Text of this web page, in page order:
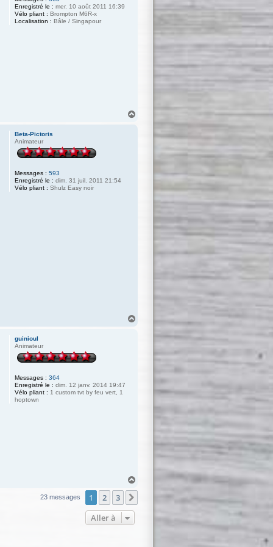
Enregistré le : mer. 10 août 2011 16:39
Vélo pliant : Brompton M6R-x
Localisation : Bâle / Singapour
Beta-Pictoris
Animateur
Messages : 593
Enregistré le : dim. 31 juil. 2011 21:54
Vélo pliant : Shulz Easy noir
guinioul
Animateur
Messages : 364
Enregistré le : dim. 12 janv. 2014 19:47
Vélo pliant : 1 custom tvt by feu vert, 1
hoptown
t
23 messages 1 2 3
Aller à